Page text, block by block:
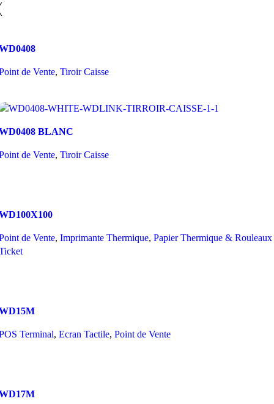
view
de Vente, Tiroir Caisse
viewBLANC
de Vente, Tiroir Caisse
view
de Vente, Imprimante Thermique, Papier Thermique & Rouleaux
view
Terminal, Ecran Tactile, Point de Vente
view